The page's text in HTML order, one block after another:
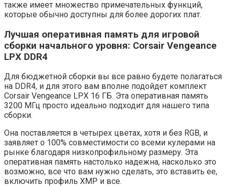
также имеет множество примечательных функций,
которые обычно доступны для более дорогих плат.
Лучшая оперативная память для игровой
сборки начального уровня: Corsair Vengeance
LPX DDR4
Для бюджетной сборки вы все равно будете полагаться
на DDR4, и для этого вам вполне подойдет комплект
Corsair Vengeance LPX 16 ГБ. Эта оперативная память
3200 МГц просто идеально подходит для нашего типа
сборки.
Она поставляется в четырех цветах, хотя и без RGB, и
заявляет о 100% совместимости со всеми кулерами на
рынке благодаря низкопрофильному размеру. Эта
оперативная память настолько надежна, насколько это
возможно, все что вам нужно сделать, это вставить ее,
включить профиль XMP и все.